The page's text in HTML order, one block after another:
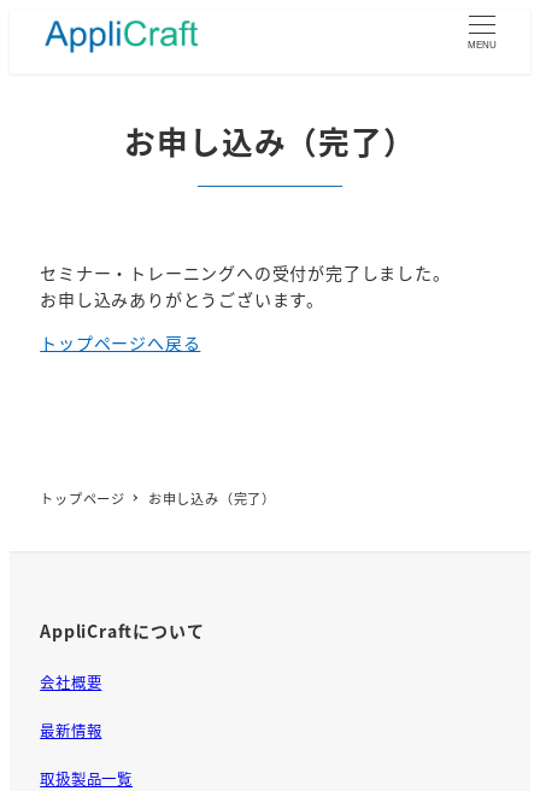
MENU
お申し込み（完了）
セミナー・トレーニングへの受付が完了しました。
お申し込みありがとうございます。
トップページへ戻る
トップページ お申し込み（完了）
AppliCraftについて
会社概要
最新情報
取扱製品一覧